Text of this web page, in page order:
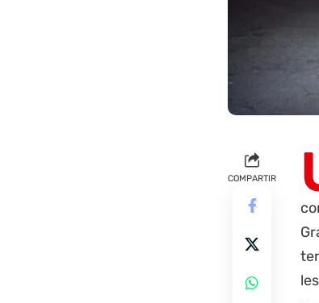
COMPARTIR